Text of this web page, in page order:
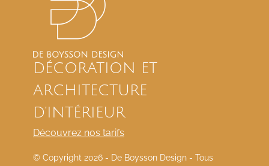
DÉCORATION ET
ARCHITECTURE
D’INTÉRIEUR
Découvrez nos tarifs
© Copyright 2026 - De Boysson Design - Tous